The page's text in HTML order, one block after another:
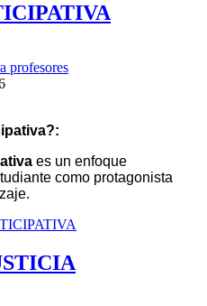
profesores
es un enfoque
como protagonista